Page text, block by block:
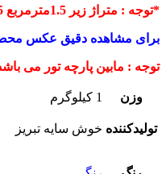
1.5مترمربع محاسبه می شود.
دقیق عکس محصول بر
پارچه تور می باشد
1 کیلوگرم
خوش سایه تبریز